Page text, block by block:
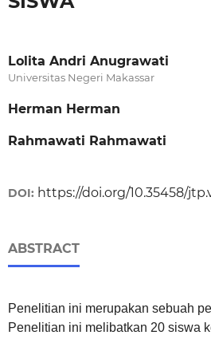
Lolita Andri Anugrawati
Universitas Negeri Makassar
Herman Herman
Rahmawati Rahmawati
DOI: https://doi.org/10.35458/
ABSTRACT
Penelitian ini merupakan sebuah
Penelitian ini melibatkan 20 siswa